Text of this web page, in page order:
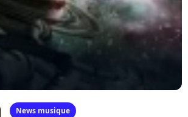
News musique